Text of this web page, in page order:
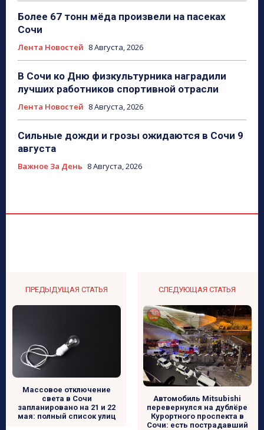
Более 67 тонн мёда произвели на пасеках
Сочи
Лента Новостей 8 Августа, 2026
В Сочи ко Дню физкультурника наградили
лучших работников спортивной отрасли
Лента Новостей 8 Августа, 2026
Сильные дожди и грозы ожидаются в Сочи 9
августа
Важное За День 8 Августа, 2026
ПРЕДЫДУЩАЯ СТАТЬЯ
Массовое отключение
света в Сочи
запланировано на 21 и 22
мая: полный список улиц
СЛЕДУЮЩАЯ СТАТЬЯ
Автомобиль Mitsubishi
перевернулся на дублёре
Курортного проспекта в
Сочи: есть пострадавший